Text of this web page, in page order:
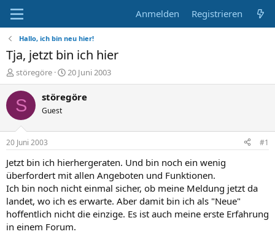
Anmelden Registrieren
Hallo, ich bin neu hier!
Tja, jetzt bin ich hier
E
r
s
t
e
r
störegöre
E
r
s
t
t
a
m
20 Juni 2003
S störegöre
Guest
20 Juni 2003 #1
Jetzt bin ich hierhergeraten. Und bin noch ein wenig
überfordert mit allen Angeboten und Funktionen.
Ich bin noch nicht einmal sicher, ob meine Meldung jetzt da
landet, wo ich es erwarte. Aber damit bin ich als "Neue"
hoffentlich nicht die einzige. Es ist auch meine erste Erfahrung
in einem Forum.